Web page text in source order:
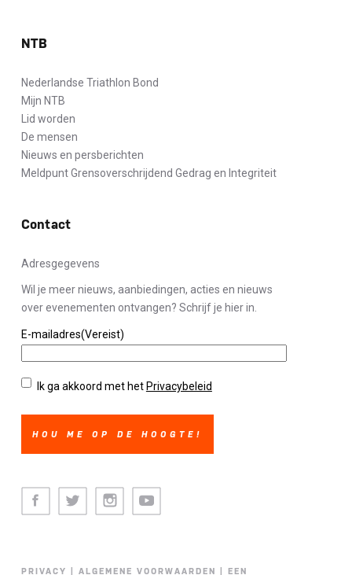
NTB
Nederlandse Triathlon Bond
Mijn NTB
Lid worden
De mensen
Nieuws en persberichten
Meldpunt Grensoverschrijdend Gedrag en Integriteit
Contact
Adresgegevens
Wil je meer nieuws, aanbiedingen, acties en nieuws
over evenementen ontvangen? Schrijf je hier in.
E-mailadres(Vereist)
Privacybeleid(Vereist)
Ik ga akkoord met het Privacybeleid
PRIVACY ALGEMENE VOORWAARDEN EEN